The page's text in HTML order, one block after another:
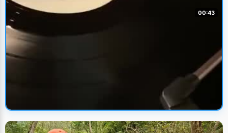
00:43
🔥 火热上新
老物件